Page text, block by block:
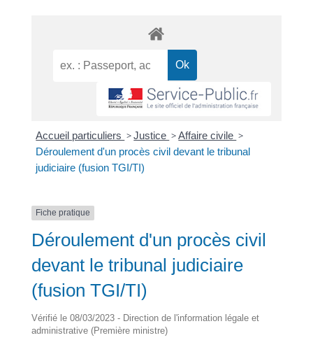
Accueil particuliers >Justice >Affaire civile >
Déroulement d'un procès civil devant le tribunal
judiciaire (fusion TGI/TI)
Fiche pratique
Déroulement d'un procès civil
devant le tribunal judiciaire
(fusion TGI/TI)
Vérifié le 08/03/2023 - Direction de l'information légale et
administrative (Première ministre)